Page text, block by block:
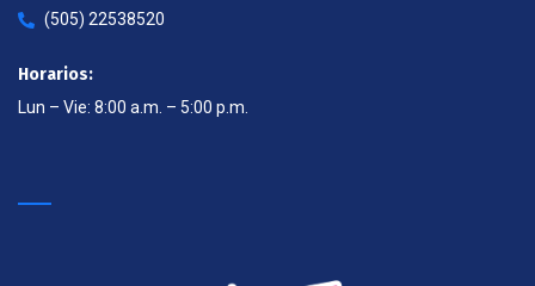
(505) 22538520
Horarios:
Lun – Vie: 8:00 a.m. – 5:00 p.m.